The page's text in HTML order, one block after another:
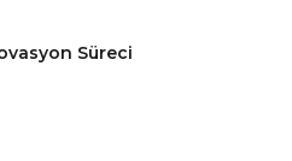
Süreci